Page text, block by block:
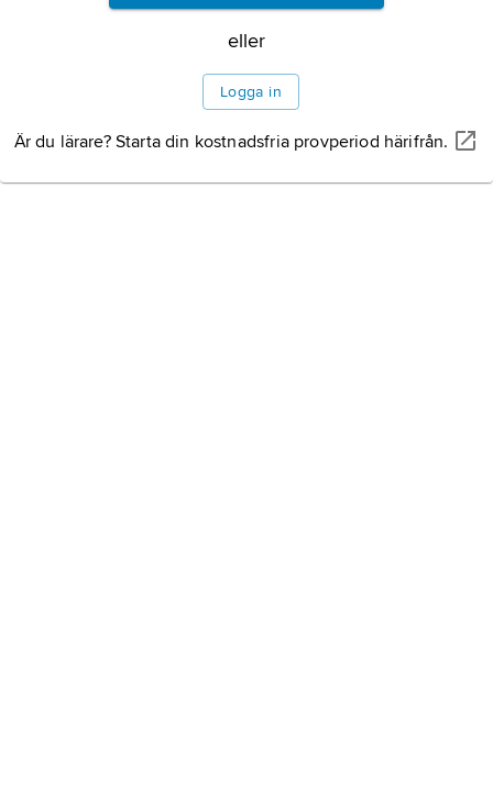
eller
Logga in
Är du lärare? Starta din kostnadsfria provperiod härifrån.